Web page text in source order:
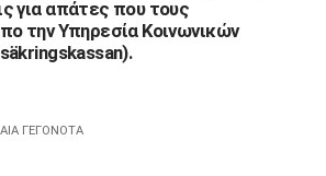
για απάτες που τους
την Υπηρεσία Κοινωνικών
ΓΕΓΟΝΟΤΑ